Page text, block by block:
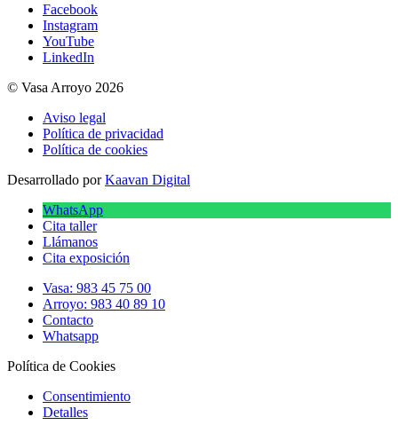
Facebook
Instagram
YouTube
LinkedIn
© Vasa Arroyo 2026
Aviso legal
Política de privacidad
Política de cookies
Desarrollado porKaavan Digital
WhatsApp
Cita taller
Llámanos
Cita exposición
Vasa: 983 45 75 00
Arroyo: 983 40 89 10
Contacto
Whatsapp
Política de Cookies
Consentimiento
Detalles